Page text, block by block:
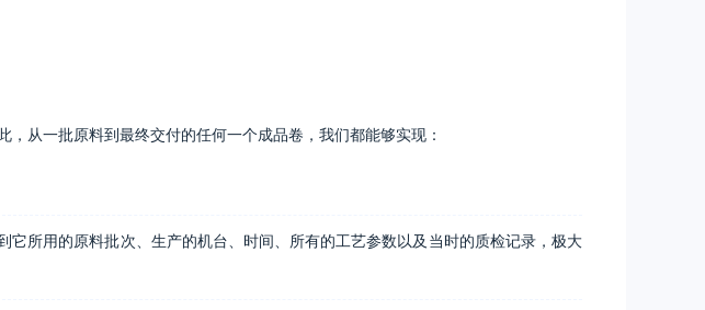
从一批原料到最终交付的任何一个成品卷，我们都能够实现：
所用的原料批次、生产的机台、时间、所有的工艺参数以及当时的质检记录，极大